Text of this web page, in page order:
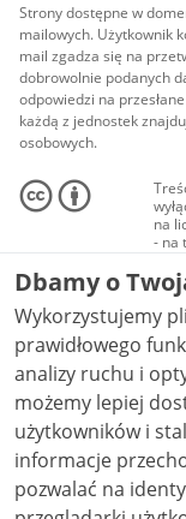
Strony dostępne w
mailowych. Użytkownik
mail zgadza się na
dobrowolnie podanych
odpowiedzi na
każdą z jednostek
osobowych.
na
- na
NC-
Dbamy o
Wykorzystujemy
prawidłowego
analizy ruchu i
możemy lepiej
użytkowników i stale
informacje
pozwalać na